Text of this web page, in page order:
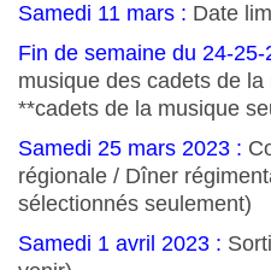
Samedi 11 mars : Date
Fin de semaine du 24-
musique des cadets de la
**cadets de la musique
Samedi 25 mars 2023 :
régionale / Dîner
sélectionnés seulement)
Samedi 1 avril 2023 :